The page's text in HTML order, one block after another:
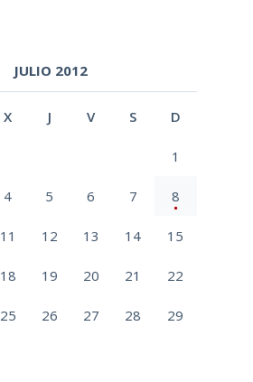
JULIO 2012
X J V S D
1
4 5 6 7 8
11 12 13 14 15
18 19 20 21 22
25 26 27 28 29